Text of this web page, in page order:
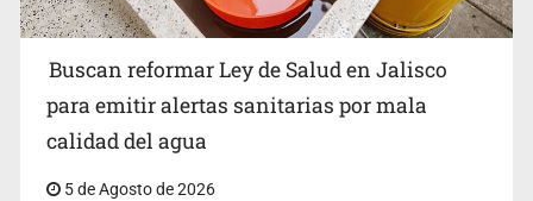
Estados Unidos eleva recompensas contra líderes del
Buscan reformar Ley de Salud en Jalisco
para emitir alertas sanitarias por mala
calidad del agua
5 de Agosto de 2026